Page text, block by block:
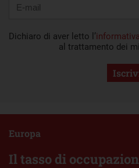
Dichiaro di aver letto l’
al trattamento dei
Il tasso di
Europa